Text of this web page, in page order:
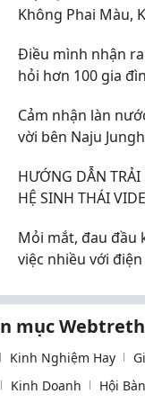
Không Phai Màu,
Điều mình nhận
hỏi hơn 100 gia
Cảm nhận làn
vời bên Naju
HƯỚNG DẪN TRẢI
HỆ SINH THÁI
ĐẾN PHẦN MỀM
THƯƠNG
Mỏi mắt, đau đầu
việc nhiều với điện
mục
Kinh Nghiệm Hay
Kinh Doanh Hội